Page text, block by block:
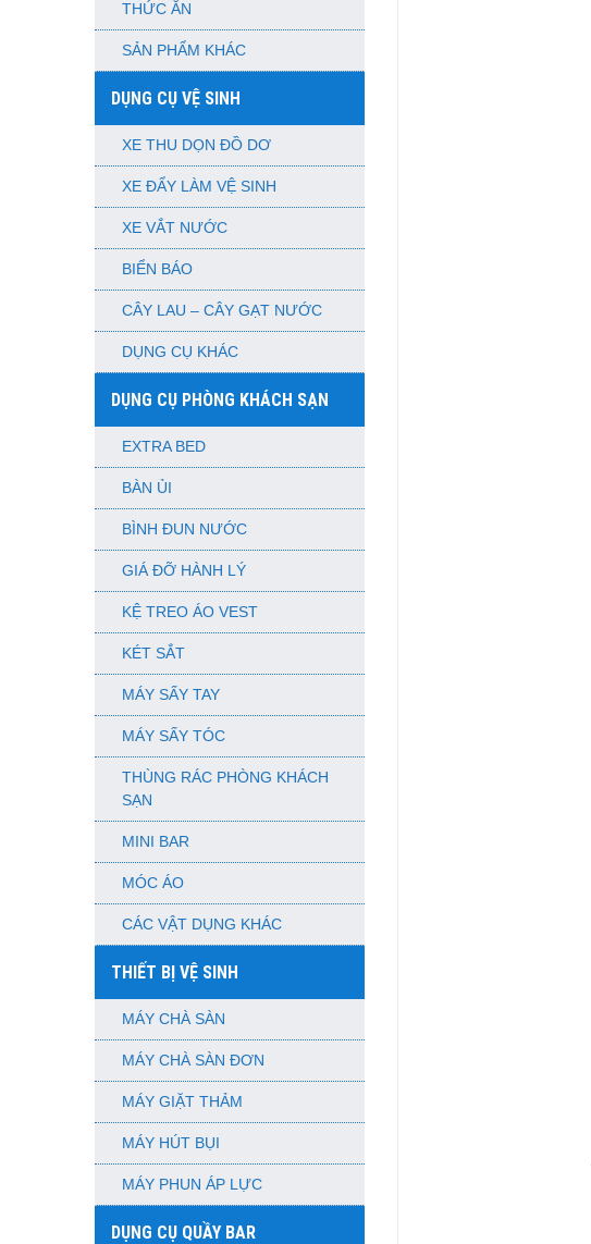
THỨC ĂN
SẢN PHẨM KHÁC
DỤNG CỤ VỆ SINH
XE THU DỌN ĐỒ DƠ
XE ĐẨY LÀM VỆ SINH
XE VẮT NƯỚC
BIỂN BÁO
CÂY LAU – CÂY GẠT NƯỚC
DỤNG CỤ KHÁC
DỤNG CỤ PHÒNG KHÁCH SẠN
EXTRA BED
BÀN ỦI
BÌNH ĐUN NƯỚC
GIÁ ĐỠ HÀNH LÝ
KỆ TREO ÁO VEST
KÉT SẮT
MÁY SẤY TAY
MÁY SẤY TÓC
THÙNG RÁC PHÒNG KHÁCH
SẠN
MINI BAR
MÓC ÁO
CÁC VẬT DỤNG KHÁC
THIẾT BỊ VỆ SINH
MÁY CHÀ SÀN
MÁY CHÀ SÀN ĐƠN
MÁY GIẶT THẢM
MÁY HÚT BỤI
MÁY PHUN ÁP LỰC
DỤNG CỤ QUẦY BAR